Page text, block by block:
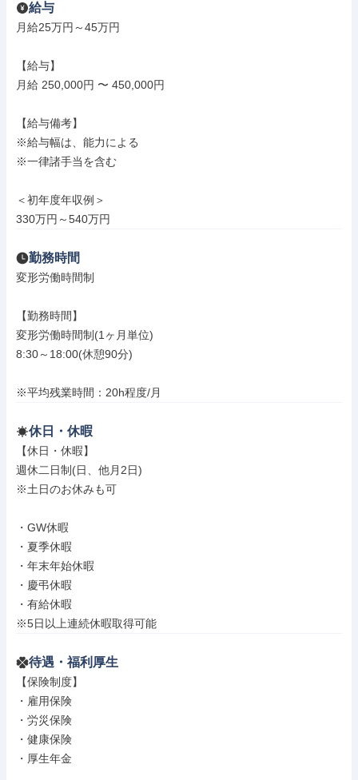
給与
月給25万円～45万円
【給与】
月給 250,000円 〜 450,000円
【給与備考】
※給与幅は、能力による
※一律諸手当を含む
＜初年度年収例＞
330万円～540万円
勤務時間
変形労働時間制
【勤務時間】
変形労働時間制(1ヶ月単位)
8:30～18:00(休憩90分)
※平均残業時間：20h程度/月
休日・休暇
【休日・休暇】
週休二日制(日、他月2日)
※土日のお休みも可
・GW休暇
・夏季休暇
・年末年始休暇
・慶弔休暇
・有給休暇
※5日以上連続休暇取得可能
待遇・福利厚生
【保険制度】
・雇用保険
・労災保険
・健康保険
・厚生年金